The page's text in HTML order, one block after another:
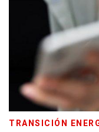
TRANSICIÓN